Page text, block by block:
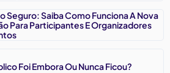
Seguro: Saiba Como Funciona A Nova
Para Participantes E Organizadores
Foi Embora Ou Nunca Ficou?